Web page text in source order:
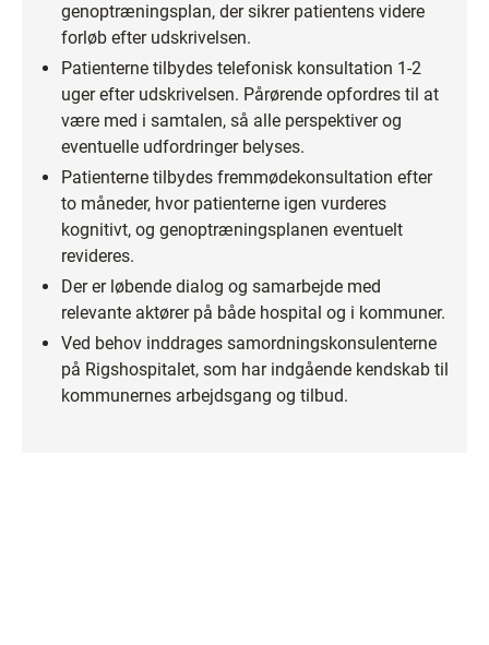
genoptræningsplan, der sikrer patientens videre
forløb efter udskrivelsen.
Patienterne tilbydes telefonisk konsultation 1-2
uger efter udskrivelsen. Pårørende opfordres til at
være med i samtalen, så alle perspektiver og
eventuelle udfordringer belyses.
Patienterne tilbydes fremmødekonsultation efter
to måneder, hvor patienterne igen vurderes
kognitivt, og genoptræningsplanen eventuelt
revideres.
Der er løbende dialog og samarbejde med
relevante aktører på både hospital og i kommuner.
Ved behov inddrages samordningskonsulenterne
på Rigshospitalet, som har indgående kendskab til
kommunernes arbejdsgang og tilbud.